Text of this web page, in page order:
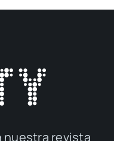
nues­tra revis­ta